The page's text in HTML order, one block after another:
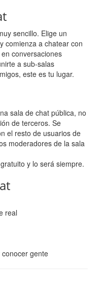
sencillo. Elige un
comienza a chatear con
conversaciones
a sub-salas
este es tu lugar.
sala de chat pública, no
de terceros. Se
el resto de usuarios de
moderadores de la sala
y lo será siempre.
real
gente